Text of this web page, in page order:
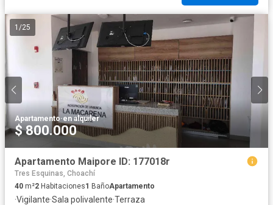
1 /25
Apartamento·en alquiler
$ 800.000
Apartamento Maipore ID: 177018r
Tres Esquinas, Choachí
40 m²2 Habitaciones1 BañoApartamento
·Vigilante·Sala polivalente·Terraza